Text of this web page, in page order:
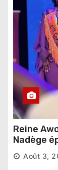
Reine
Nadège
couronne
Août 3,